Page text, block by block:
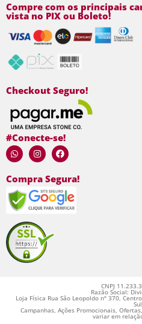
Compre com os principais
vista no PIX ou Boleto!
Checkout Seguro!
#Conecte-se!
Compra Segura!
CNPJ
Razão Social:
Loja Física Rua São Leopoldo nº 370,
Sul
Campanhas, Ações Promocionais,
variar em